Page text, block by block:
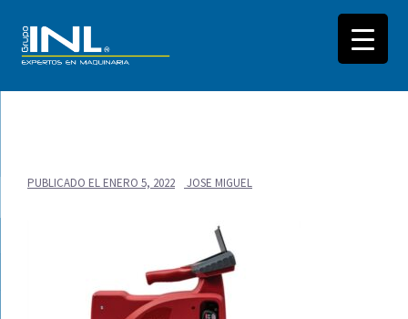
contenido
PUBLICADO EL ENERO 5, 2022 JOSE MIGUEL